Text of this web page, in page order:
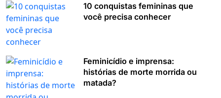
10 conquistas femininas que
você precisa conhecer
Feminicídio e imprensa:
histórias de morte morrida ou
matada?